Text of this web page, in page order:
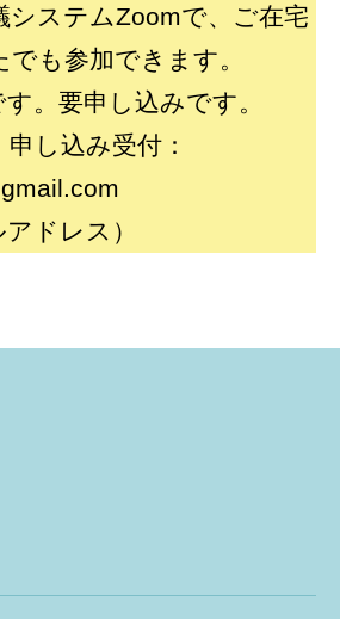
システムZoomで、ご在宅
も参加できます。
。要申し込みです。
し込み受付：
ドレス）